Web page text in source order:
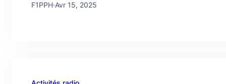
F1PPH·Avr 15, 2025